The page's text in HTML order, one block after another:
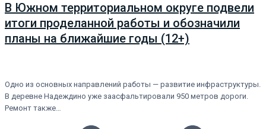
В Южном территориальном округе подвели
итоги проделанной работы и обозначили
планы на ближайшие годы (12+)
Одно из основных направлений работы — развитие инфраструктуры.
В деревне Надеждино уже заасфальтировали 950 метров дороги.
Ремонт также…